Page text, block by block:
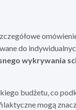
do
wykrywania
budżetu, co
mogą